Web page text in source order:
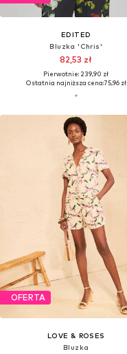
EDITED
Bluzka 'Chris'
82,53 zł
Pierwotnie: 239,90 zł
Ostatnia najniższa cena:75,96 zł
OFERTA
LOVE & ROSES
Bluzka